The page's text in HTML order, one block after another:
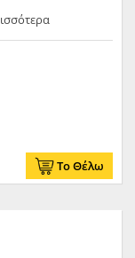
Το Θέλω